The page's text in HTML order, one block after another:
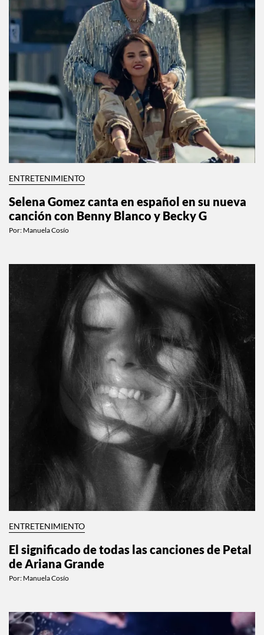
ENTRETENIMIENTO
Selena Gomez canta en español en su nueva
canción con Benny Blanco y Becky G
Por: Manuela Cosío
ENTRETENIMIENTO
El significado de todas las canciones de Petal
de Ariana Grande
Por: Manuela Cosío